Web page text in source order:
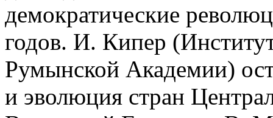
демократические
годов. И. Кипер
Румынской Академии)
и эволюция стран